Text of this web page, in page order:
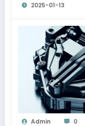
2025-01-13
Admin 0